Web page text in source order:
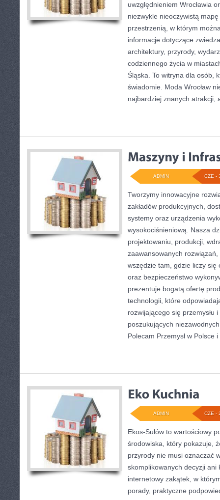
uwzględnieniem Wrocławia
niezwykle nieoczywistą
przestrzenią, w którym
informacje dotyczące
architektury, przyrody,
codziennego życia w
Śląska. To witryna dla osób,
świadomie. Moda Wrocław
najbardziej znanych atrakcji,
CZE -
ADMIN
Tworzymy innowacyjne
zakładów produkcyjnych,
systemy oraz urządzenia
wysokociśnieniową. Nasza
projektowaniu, produkcji,
zaawansowanych
wszędzie tam, gdzie liczy się
oraz bezpieczeństwo
prezentuje bogatą ofertę
technologii, które
rozwijającego się przemysłu
poszukujących
Polecam Przemysł w Polsce i
CZE -
ADMIN
Ekos-Sułów to wartościowy
środowiska, który pokazuje,
przyrody nie musi oznaczać
skomplikowanych decyzji ani
internetowy zakątek, w
porady, praktyczne